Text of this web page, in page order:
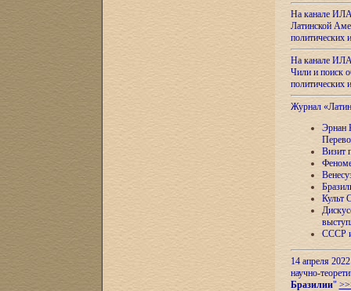
На канале
Латинской
На канале
Чили и поиск
Журнал
Эрнан
Визит
Культ
СССР и
14 апреля
научно-
Бразилии"